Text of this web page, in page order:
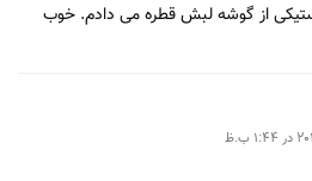
از گوشه لبش قطره می دادم. خوب